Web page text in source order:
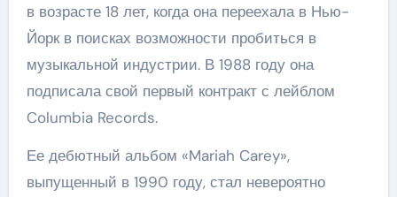
в возрасте 18 лет, когда она переехала в Нью-
Йорк в поисках возможности пробиться в
музыкальной индустрии. В 1988 году она
подписала свой первый контракт с лейблом
Columbia Records.
Ее дебютный альбом «Mariah Carey»,
выпущенный в 1990 году, стал невероятно